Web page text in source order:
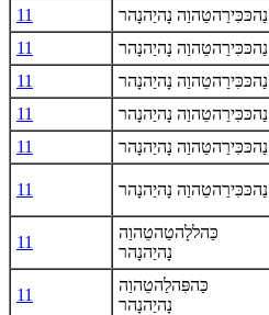
11
נַהכּכִּירַהטֵהוַה נָהיַהנָהר
11
נַהכּכִּירַהטֵהוַה נָהיַהנָהר
11
נַהכּכִּירַהטֵהוַה נָהיַהנָהר
11
נַהכּכִּירַהטֵהוַה נָהיַהנָהר
11
נַהכּכִּירַהטֵהוַה נָהיַהנָהר
11 נַהכּכִּירַהטֵהוַה נָהיַהנָהר
11
כַּהללָהטַהטֵהוַה
נָהיַהנָהר
11
כַּהפִּהלַהטֵהוַה